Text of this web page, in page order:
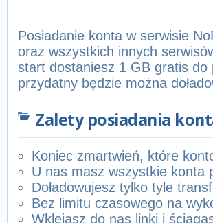
Posiadanie konta w serwisie
oraz wszystkich innych
start dostaniesz 1 GB gratis
przydatny będzie można
Zalety posiadania
Koniec zmartwień, które
U nas masz wszystkie konta
Doładowujesz tylko tyle
Bez limitu czasowego na
Wklejasz do nas linki i